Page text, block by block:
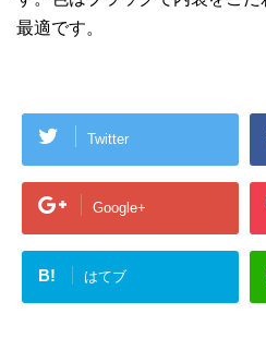
最適です。
Twitter
Google+
B! はてブ